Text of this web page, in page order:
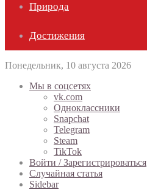
Природа
Достижения
Понедельник, 10 августа 2026
Мы в соцсетях
vk.com
Одноклассники
Snapchat
Telegram
Steam
TikTok
Войти / Зарегистрироваться
Случайная статья
Sidebar